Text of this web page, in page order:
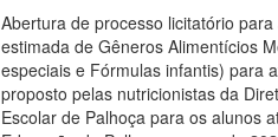
Abertura de processo licitatório
estimada de Gêneros Alimentícios
especiais e Fórmulas infantis) para
proposto pelas nutricionistas da
Escolar de Palhoça para os alunos